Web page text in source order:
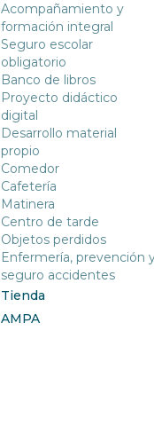
Acompañamiento y
formación integral
Seguro escolar
obligatorio
Banco de libros
Proyecto didáctico
digital
Desarrollo material
propio
Comedor
Cafetería
Matinera
Centro de tarde
Objetos perdidos
Enfermería, prevención
seguro accidentes
Tienda
AMPA